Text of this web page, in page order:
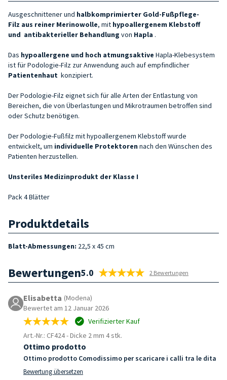
Ausgeschnittener und halbkomprimierter Gold-Fußpflege-
Filz aus reiner Merinowolle, mit hypoallergenem Klebstoff
und antibakterieller Behandlung von Hapla .
Das hypoallergene und hoch atmungsaktive Hapla-Klebesystem
ist für Podologie-Filz zur Anwendung auch auf empfindlicher
Patientenhaut konzipiert.
Der Podologie-Filz eignet sich für alle Arten der Entlastung von
Bereichen, die von Überlastungen und Mikrotraumen betroffen sind
oder Schutz benötigen.
Der Podologie-Fußfilz mit hypoallergenem Klebstoff wurde
entwickelt, um individuelle Protektoren nach den Wünschen des
Patienten herzustellen.
Unsteriles Medizinprodukt der Klasse I
Pack 4 Blätter
Produktdetails
Blatt-Abmessungen: 22,5 x 45 cm
Bewertungen5.0 2 Bewertungen
Elisabetta (Modena)
Bewertet am 12 Januar 2026
Verifizierter Kauf
Art.-Nr.: CF424-Dicke 2 mm 4 stk.
Ottimo prodotto
Ottimo prodotto Comodissimo per scaricare i calli tra le dita
Bewertung übersetzen